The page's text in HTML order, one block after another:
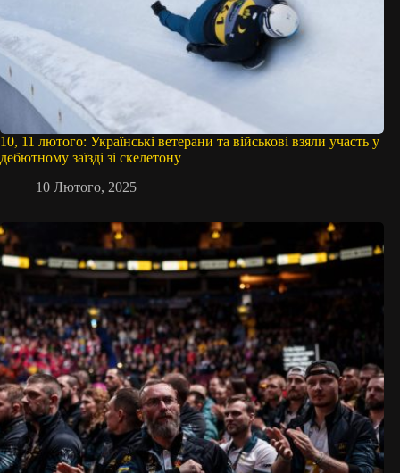
10, 11 лютого: Українські ветерани та військові взяли участь у
дебютному заїзді зі скелетону
10 Лютого, 2025